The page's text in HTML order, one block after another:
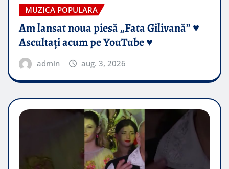
MUZICA POPULARA
Am lansat noua piesă „Fata Gilivană” ♥️
Ascultați acum pe YouTube ♥️
admin aug. 3, 2026